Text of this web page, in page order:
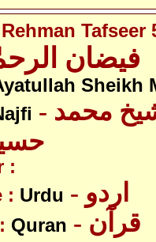
Tafseer
فیضان الرحمٰن
Sheikh
- آیت اللہ شیخ محمد
:
: Urdu - اردو
Quran - قرآن